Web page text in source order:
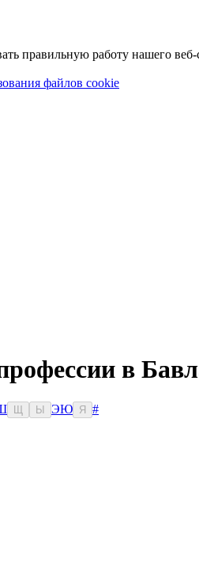
правильную работу нашего веб-
файлов cookie
в
Ы ЭЮ Я
#